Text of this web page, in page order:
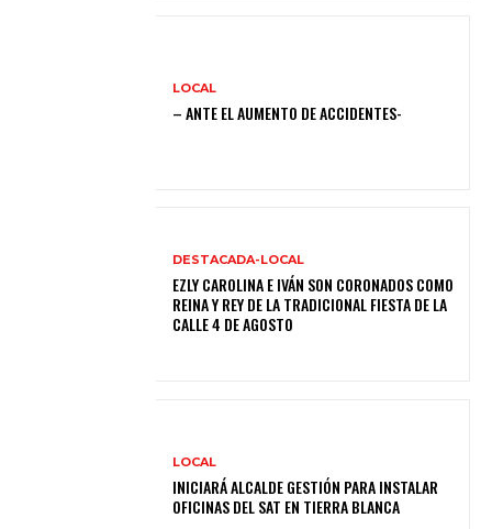
LOCAL
– ANTE EL AUMENTO DE ACCIDENTES-
DESTACADA-LOCAL
EZLY CAROLINA E IVÁN SON CORONADOS COMO
REINA Y REY DE LA TRADICIONAL FIESTA DE LA
CALLE 4 DE AGOSTO
LOCAL
INICIARÁ ALCALDE GESTIÓN PARA INSTALAR
OFICINAS DEL SAT EN TIERRA BLANCA